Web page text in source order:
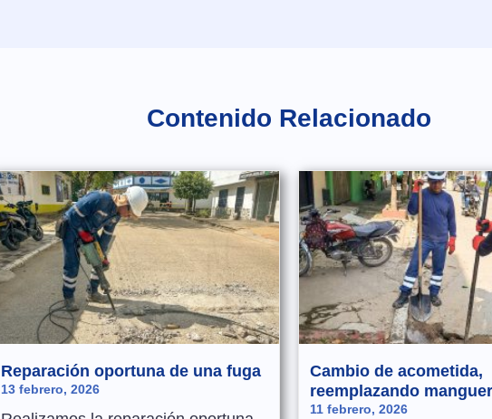
Contenido Relacionado
Reparación oportuna de una fuga
13 febrero, 2026
Cambio de acometida,
reemplazando
11 febrero, 2026